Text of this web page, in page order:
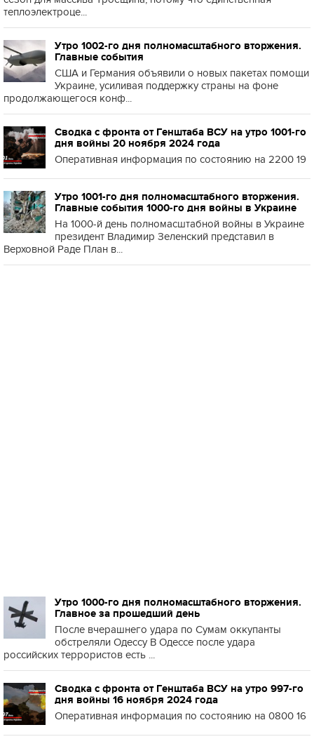
теплоэлектроце...
Утро 1002-го дня полномасштабного вторжения.
Главные события
США и Германия объявили о новых пакетах помощи
Украине, усиливая поддержку страны на фоне
продолжающегося конф...
Сводка с фронта от Генштаба ВСУ на утро 1001-го
дня войны 20 ноября 2024 года
Оперативная информация по состоянию на 2200 19
Утро 1001-го дня полномасштабного вторжения.
Главные события 1000-го дня войны в Украине
На 1000-й день полномасштабной войны в Украине
президент Владимир Зеленский представил в
Верховной Раде План в...
Утро 1000-го дня полномасштабного вторжения.
Главное за прошедший день
После вчерашнего удара по Сумам оккупанты
обстреляли Одессу В Одессе после удара
российских террористов есть ...
Сводка с фронта от Генштаба ВСУ на утро 997-го
дня войны 16 ноября 2024 года
Оперативная информация по состоянию на 0800 16